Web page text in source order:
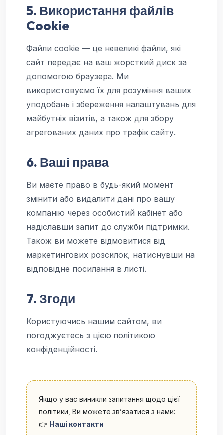
5. Використання файлів
Cookie
Файли cookie — це невеликі файли, які
сайт передає на ваш жорсткий диск за
допомогою браузера. Ми
використовуємо їх для розуміння ваших
уподобань і збереження налаштувань для
майбутніх візитів, а також для збору
агрегованих даних про трафік сайту.
6. Ваші права
Ви маєте право в будь-який момент
змінити або видалити дані про вашу
компанію через особистий кабінет або
надіславши запит до служби підтримки.
Також ви можете відмовитися від
маркетингових розсилок, натиснувши на
відповідне посилання в листі.
7. Згоди
Користуючись нашим сайтом, ви
погоджуєтесь з цією політикою
конфіденційності.
Якщо у вас виникли запитання щодо цієї
політики, Ви можете зв’язатися з нами:
👉 Наші контакти